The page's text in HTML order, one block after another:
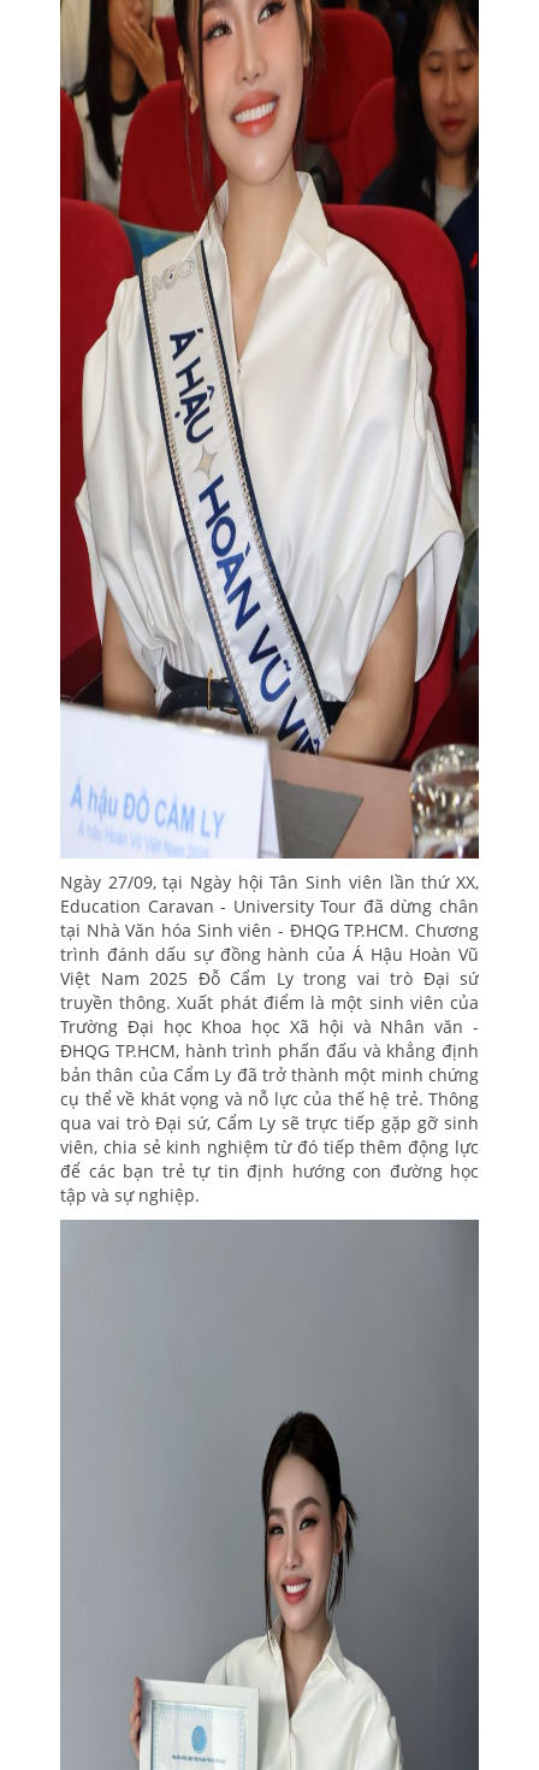
Ngày 27/09, tại Ngày hội Tân Sinh viên lần thứ XX,
Education Caravan - University Tour đã dừng chân
tại Nhà Văn hóa Sinh viên - ĐHQG TP.HCM. Chương
trình đánh dấu sự đồng hành của Á Hậu Hoàn Vũ
Việt Nam 2025 Đỗ Cẩm Ly trong vai trò Đại sứ
truyền thông. Xuất phát điểm là một sinh viên của
Trường Đại học Khoa học Xã hội và Nhân văn -
ĐHQG TP.HCM, hành trình phấn đấu và khẳng định
bản thân của Cẩm Ly đã trở thành một minh chứng
cụ thể về khát vọng và nỗ lực của thế hệ trẻ. Thông
qua vai trò Đại sứ, Cẩm Ly sẽ trực tiếp gặp gỡ sinh
viên, chia sẻ kinh nghiệm từ đó tiếp thêm động lực
để các bạn trẻ tự tin định hướng con đường học
tập và sự nghiệp.